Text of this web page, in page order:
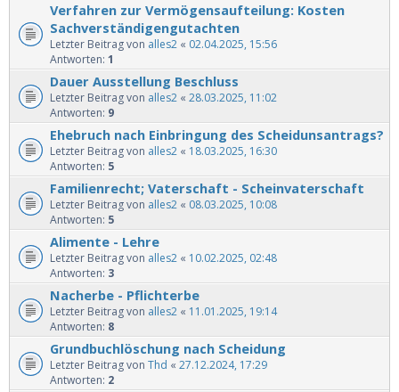
Verfahren zur Vermögensaufteilung: Kosten
Sachverständigengutachten
Letzter Beitrag von alles2 « 02.04.2025, 15:56
Antworten: 1
Dauer Ausstellung Beschluss
Letzter Beitrag von alles2 « 28.03.2025, 11:02
Antworten: 9
Ehebruch nach Einbringung des Scheidunsantrags?
Letzter Beitrag von alles2 « 18.03.2025, 16:30
Antworten: 5
Familienrecht; Vaterschaft - Scheinvaterschaft
Letzter Beitrag von alles2 « 08.03.2025, 10:08
Antworten: 5
Alimente - Lehre
Letzter Beitrag von alles2 « 10.02.2025, 02:48
Antworten: 3
Nacherbe - Pflichterbe
Letzter Beitrag von alles2 « 11.01.2025, 19:14
Antworten: 8
Grundbuchlöschung nach Scheidung
Letzter Beitrag von Thd « 27.12.2024, 17:29
Antworten: 2